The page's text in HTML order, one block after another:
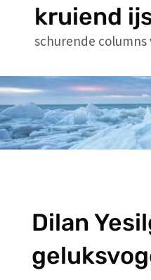
kruiend
schurende
Dilan